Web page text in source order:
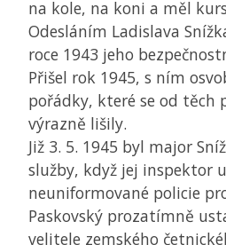
na kole, na koni a měl
Odesláním Ladislava
roce 1943 jeho
Přišel rok 1945, s ním
pořádky, které se od těch
výrazně lišily.
Již 3. 5. 1945 byl major
služby, když jej inspektor
neuniformované policie
Paskovský prozatímně
velitele zemského